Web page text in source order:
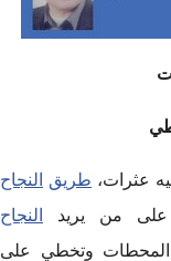
عثرات، طريق
النجاح
على من يريد
النجاح
المحطات وتخطي على